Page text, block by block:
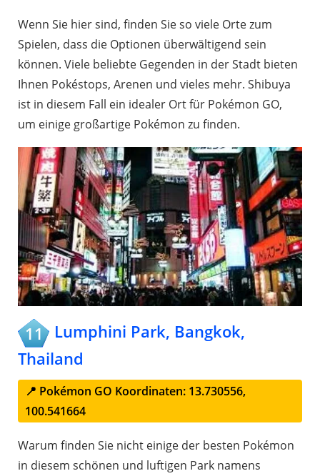
Wenn Sie hier sind, finden Sie so viele Orte zum
Spielen, dass die Optionen überwältigend sein
können. Viele beliebte Gegenden in der Stadt bieten
Ihnen Pokéstops, Arenen und vieles mehr. Shibuya
ist in diesem Fall ein idealer Ort für Pokémon GO,
um einige großartige Pokémon zu finden.
11 Lumphini Park, Bangkok,
Thailand
📍 Pokémon GO Koordinaten: 13.730556,
100.541664
Warum finden Sie nicht einige der besten Pokémon
in diesem schönen und luftigen Park namens